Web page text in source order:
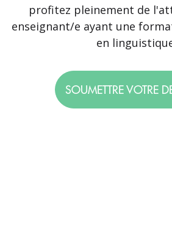
profitez pleinement de
enseignant/e ayant une
en
SOUMETTRE VOTRE